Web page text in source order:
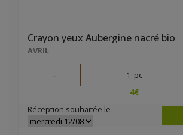
Crayon yeux Aubergine nacré bio
AVRIL
- 1 pc
4€
Réception souhaitée le